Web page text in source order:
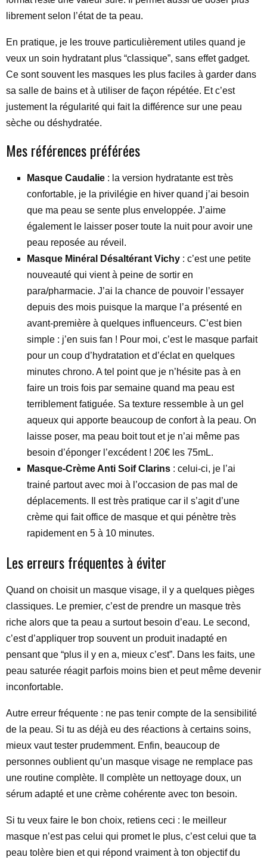
librement selon l’état de ta peau.
En pratique, je les trouve particulièrement utiles quand je
veux un soin hydratant plus “classique”, sans effet gadget.
Ce sont souvent les masques les plus faciles à garder dans
sa salle de bains et à utiliser de façon répétée. Et c’est
justement la régularité qui fait la différence sur une peau
sèche ou déshydratée.
Mes références préférées
Masque Caudalie : la version hydratante est très
confortable, je la privilégie en hiver quand j’ai besoin
que ma peau se sente plus enveloppée. J’aime
également le laisser poser toute la nuit pour avoir une
peau reposée au réveil.
Masque Minéral Désaltérant Vichy : c’est une petite
nouveauté qui vient à peine de sortir en
para/pharmacie. J’ai la chance de pouvoir l’essayer
depuis des mois puisque la marque l’a présenté en
avant-première à quelques influenceurs. C’est bien
simple : j’en suis fan ! Pour moi, c’est le masque parfait
pour un coup d’hydratation et d’éclat en quelques
minutes chrono. A tel point que je n’hésite pas à en
faire un trois fois par semaine quand ma peau est
terriblement fatiguée. Sa texture ressemble à un gel
aqueux qui apporte beaucoup de confort à la peau. On
laisse poser, ma peau boit tout et je n’ai même pas
besoin d’éponger l’excédent ! 20€ les 75mL.
Masque-Crème Anti Soif Clarins : celui-ci, je l’ai
trainé partout avec moi à l’occasion de pas mal de
déplacements. Il est très pratique car il s’agit d’une
crème qui fait office de masque et qui pénètre très
rapidement en 5 à 10 minutes.
Les erreurs fréquentes à éviter
Quand on choisit un masque visage, il y a quelques pièges
classiques. Le premier, c’est de prendre un masque très
riche alors que ta peau a surtout besoin d’eau. Le second,
c’est d’appliquer trop souvent un produit inadapté en
pensant que “plus il y en a, mieux c’est”. Dans les faits, une
peau saturée réagit parfois moins bien et peut même devenir
inconfortable.
Autre erreur fréquente : ne pas tenir compte de la sensibilité
de la peau. Si tu as déjà eu des réactions à certains soins,
mieux vaut tester prudemment. Enfin, beaucoup de
personnes oublient qu’un masque visage ne remplace pas
une routine complète. Il complète un nettoyage doux, un
sérum adapté et une crème cohérente avec ton besoin.
Si tu veux faire le bon choix, retiens ceci : le meilleur
masque n’est pas celui qui promet le plus, c’est celui que ta
peau tolère bien et qui répond vraiment à ton objectif du